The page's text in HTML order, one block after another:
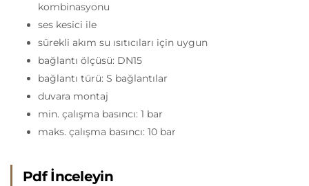
kombinasyonu
ses kesici ile
sürekli akım su ısıtıcıları için uygun
bağlantı ölçüsü: DN15
bağlantı türü: S bağlantılar
duvara montaj
min. çalışma basıncı: 1 bar
maks. çalışma basıncı: 10 bar
Pdf İnceleyin